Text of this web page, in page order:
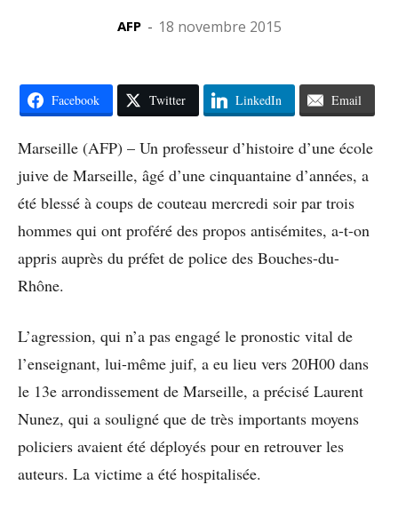
AFP - 18 novembre 2015
Facebook Twitter LinkedIn Email
Marseille (AFP) – Un professeur d’histoire d’une école
juive de Marseille, âgé d’une cinquantaine d’années, a
été blessé à coups de couteau mercredi soir par trois
hommes qui ont proféré des propos antisémites, a-t-on
appris auprès du préfet de police des Bouches-du-
Rhône.
L’agression, qui n’a pas engagé le pronostic vital de
l’enseignant, lui-même juif, a eu lieu vers 20H00 dans
le 13e arrondissement de Marseille, a précisé Laurent
Nunez, qui a souligné que de très importants moyens
policiers avaient été déployés pour en retrouver les
auteurs. La victime a été hospitalisée.